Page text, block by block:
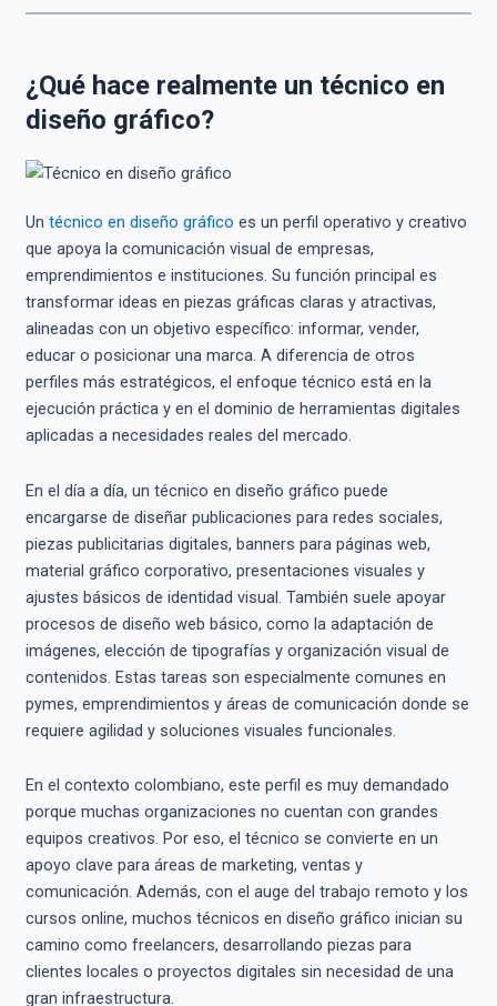
¿Qué hace realmente un técnico en
diseño gráfico?
Un técnico en diseño gráfico es un perfil operativo y creativo
que apoya la comunicación visual de empresas,
emprendimientos e instituciones. Su función principal es
transformar ideas en piezas gráficas claras y atractivas,
alineadas con un objetivo específico: informar, vender,
educar o posicionar una marca. A diferencia de otros
perfiles más estratégicos, el enfoque técnico está en la
ejecución práctica y en el dominio de herramientas digitales
aplicadas a necesidades reales del mercado.
En el día a día, un técnico en diseño gráfico puede
encargarse de diseñar publicaciones para redes sociales,
piezas publicitarias digitales, banners para páginas web,
material gráfico corporativo, presentaciones visuales y
ajustes básicos de identidad visual. También suele apoyar
procesos de diseño web básico, como la adaptación de
imágenes, elección de tipografías y organización visual de
contenidos. Estas tareas son especialmente comunes en
pymes, emprendimientos y áreas de comunicación donde se
requiere agilidad y soluciones visuales funcionales.
En el contexto colombiano, este perfil es muy demandado
porque muchas organizaciones no cuentan con grandes
equipos creativos. Por eso, el técnico se convierte en un
apoyo clave para áreas de marketing, ventas y
comunicación. Además, con el auge del trabajo remoto y los
cursos online, muchos técnicos en diseño gráfico inician su
camino como freelancers, desarrollando piezas para
clientes locales o proyectos digitales sin necesidad de una
gran infraestructura.